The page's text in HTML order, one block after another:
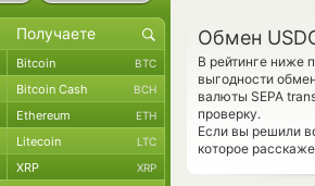
Обмен
В рейтинге ниже
выгодности
валюты SEPA
проверку.
Если вы решили
которое
Bitcoin BTC
Bitcoin Cash BCH
Ethereum ETH
Litecoin LTC
XRP XRP